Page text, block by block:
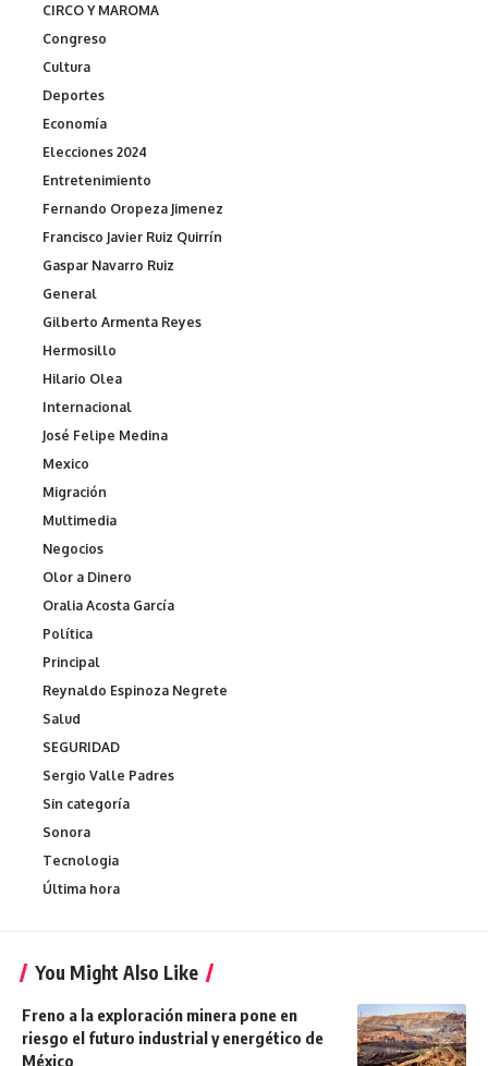
CIRCO Y MAROMA
Congreso
Cultura
Deportes
Economía
Elecciones 2024
Entretenimiento
Fernando Oropeza Jimenez
Francisco Javier Ruiz Quirrín
Gaspar Navarro Ruiz
General
Gilberto Armenta Reyes
Hermosillo
Hilario Olea
Internacional
José Felipe Medina
Mexico
Migración
Multimedia
Negocios
Olor a Dinero
Oralia Acosta García
Política
Principal
Reynaldo Espinoza Negrete
Salud
SEGURIDAD
Sergio Valle Padres
Sin categoría
Sonora
Tecnologia
Última hora
You Might Also Like
Freno a la exploración minera pone en
riesgo el futuro industrial y energético de
México